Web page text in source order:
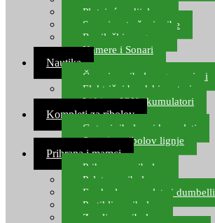
Plutajuća odijela
Sonari za traženje ribe
Ronilački program
Kamere i Sonari
Nautika
Čamci za ribolov, gumenjaci
Električni brodski motori
Lithium ION akumulatori
Kompleti za ribolov
Gotovi ribolovni kompleti
Setovi za ribolov lignje
Prihrana i mamci
Prihrana za ribolov
Pelete za ribolov
Feeder lovne pelete i dumbelli
Partikli za ribolov
Zemlja za ribolov